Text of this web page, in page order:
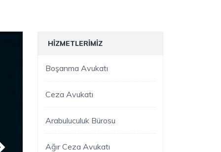
HIZMETLERIMIZ
Boşanma Avukatı
Ceza Avukatı
Arabuluculuk Bürosu
Ağır Ceza Avukatı